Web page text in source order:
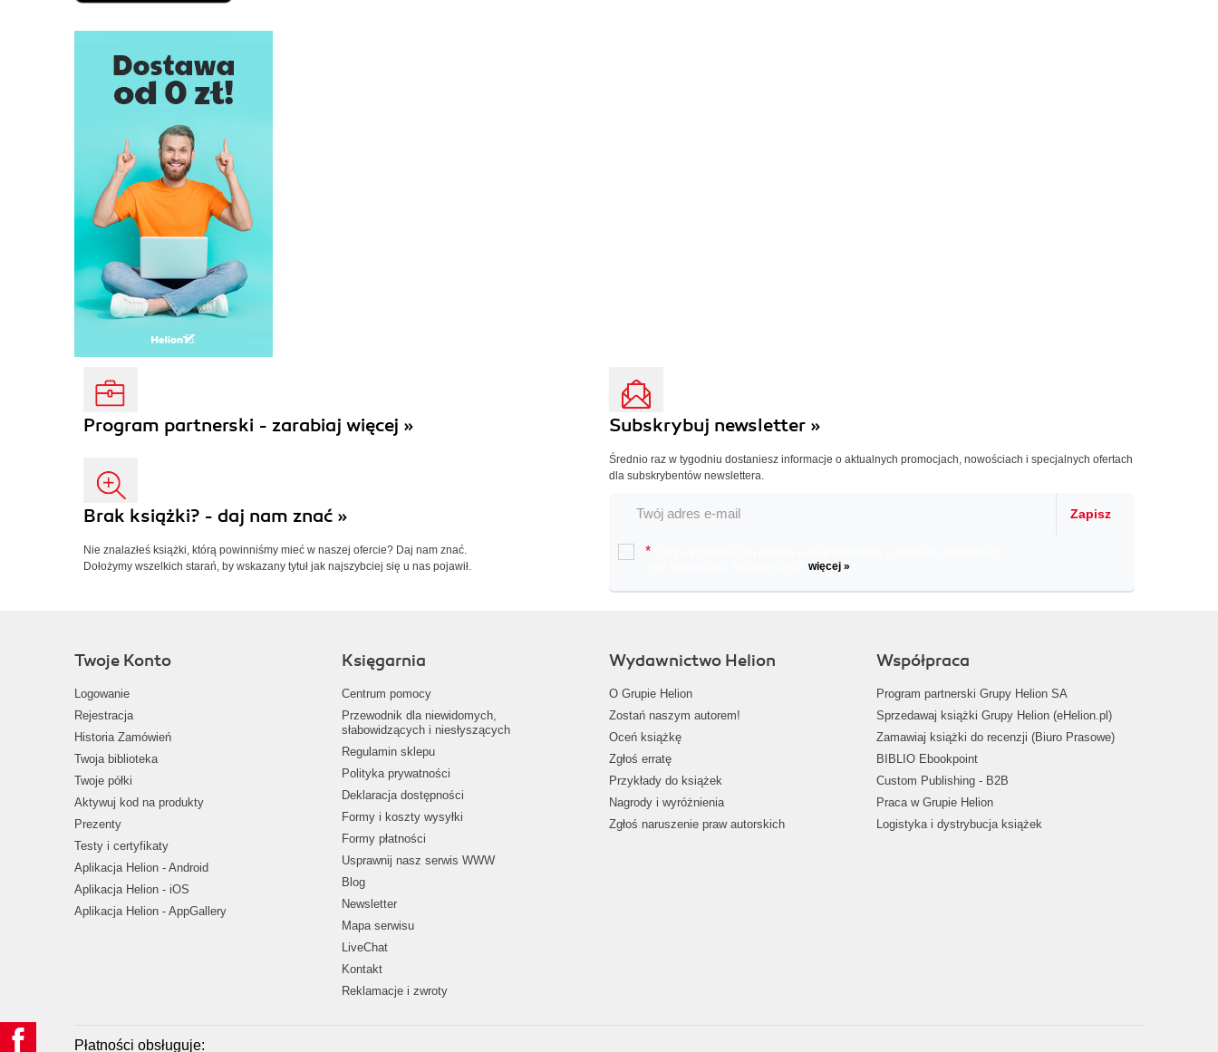
Program partnerski - zarabiaj więcej »
Brak książki? - daj nam znać »
Nie znalazłeś książki, którą powinniśmy mieć w naszej ofercie? Daj nam znać.
Dołożymy wszelkich starań, by wskazany tytuł jak najszybciej się u nas pojawił.
Subskrybuj newsletter »
Średnio raz w tygodniu dostaniesz informacje o aktualnych promocjach, nowościach i specjalnych ofertach
dla subskrybentów newslettera.
Zapisz
*
więcej »
Twoje Konto
Logowanie
Rejestracja
Historia Zamówień
Twoja biblioteka
Twoje półki
Aktywuj kod na produkty
Prezenty
Testy i certyfikaty
Aplikacja Helion - Android
Aplikacja Helion - iOS
Aplikacja Helion - AppGallery
Księgarnia
Centrum pomocy
Przewodnik dla niewidomych,
słabowidzących i niesłyszących
Regulamin sklepu
Polityka prywatności
Deklaracja dostępności
Formy i koszty wysyłki
Formy płatności
Usprawnij nasz serwis WWW
Blog
Newsletter
Mapa serwisu
LiveChat
Kontakt
Reklamacje i zwroty
Wydawnictwo Helion
O Grupie Helion
Zostań naszym autorem!
Oceń książkę
Zgłoś erratę
Przykłady do książek
Nagrody i wyróżnienia
Zgłoś naruszenie praw autorskich
Współpraca
Program partnerski Grupy Helion SA
Sprzedawaj książki Grupy Helion (eHelion.pl)
Zamawiaj książki do recenzji (Biuro Prasowe)
BIBLIO Ebookpoint
Custom Publishing - B2B
Praca w Grupie Helion
Logistyka i dystrybucja książek
Płatności obsługuje: